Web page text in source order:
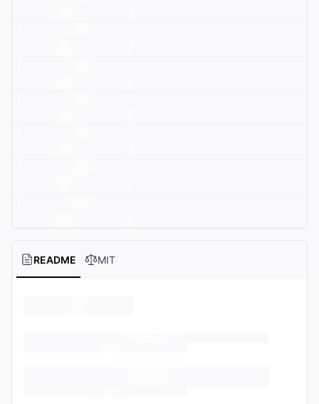
README MIT